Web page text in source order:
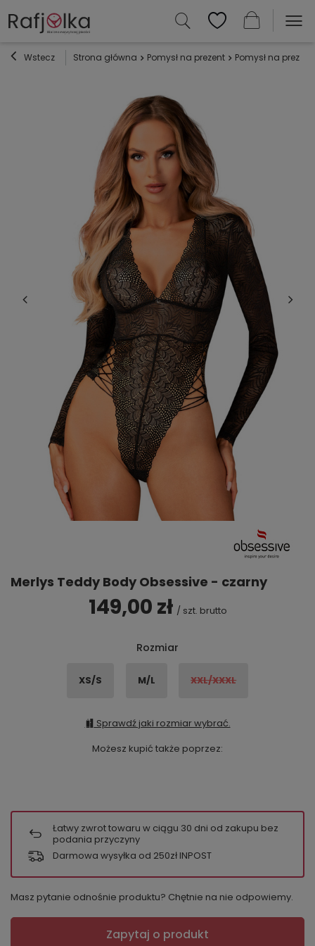
Wstecz Strona główna Pomysł na prezent Pomysł na
Merlys Teddy Body Obsessive - czarny
149,00 zł / szt. brutto
Rozmiar
XS/S M/L XXL/XXXL
Sprawdź jaki rozmiar wybrać.
Możesz kupić także poprzez:
Łatwy zwrot towaru w ciągu 30 dni od zakupu bez
podania przyczyny
Darmowa wysyłka od 250zł INPOST
Masz pytanie odnośnie produktu? Chętnie na nie odpowiemy.
Zapytaj o produkt